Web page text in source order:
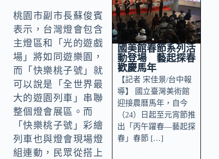
桃園市副市長蘇俊賓
表示，台灣燈會包含
主燈區和「光的遊戲
場」將如同遊樂園，
而「快樂桃子號」就
可以說是「全世界最
大的遊園列車」串聯
整個燈會展區。而
「快樂桃子號」彩繪
列車也與燈會現場燈
組連動，民眾從搭上
國美館春節系列活
動登場 藝起探春
歡慶馬年
【記者 宋佳景/台中報
導】 國立臺灣美術館
迎接農曆馬年，自今
（24）日起至元宵節推
出「丙午躍春—藝起探
春」春節 […]